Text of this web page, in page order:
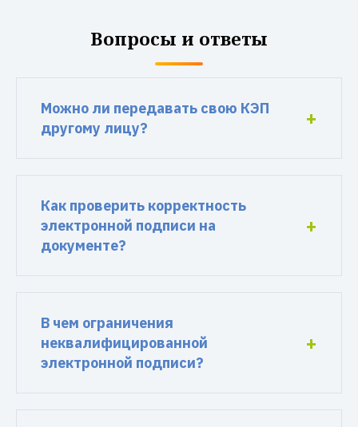
Вопросы и ответы
Можно ли передавать свою КЭП
другому лицу?
Как проверить корректность
электронной подписи на
документе?
В чем ограничения
неквалифицированной
электронной подписи?